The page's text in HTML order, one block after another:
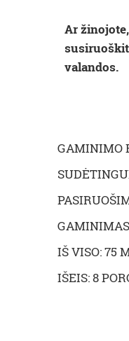
Ar
valandos.
GAMINIMO
IŠ VISO: 75
IŠEIS: 8